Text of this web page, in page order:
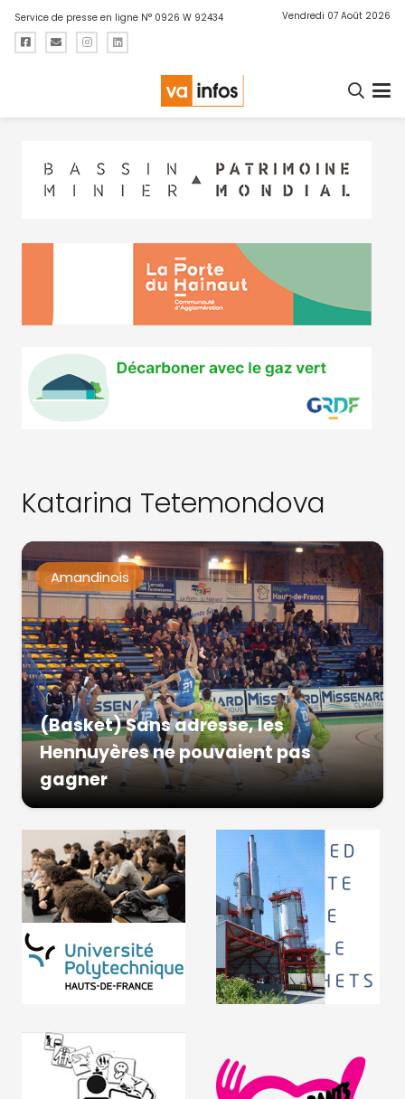
Service de presse en ligne N° 0926 W 92434 Vendredi 07 Août 2026
Katarina Tetemondova
Amandinois
(Basket) Sans adresse, les
Hennuyères ne pouvaient pas
gagner